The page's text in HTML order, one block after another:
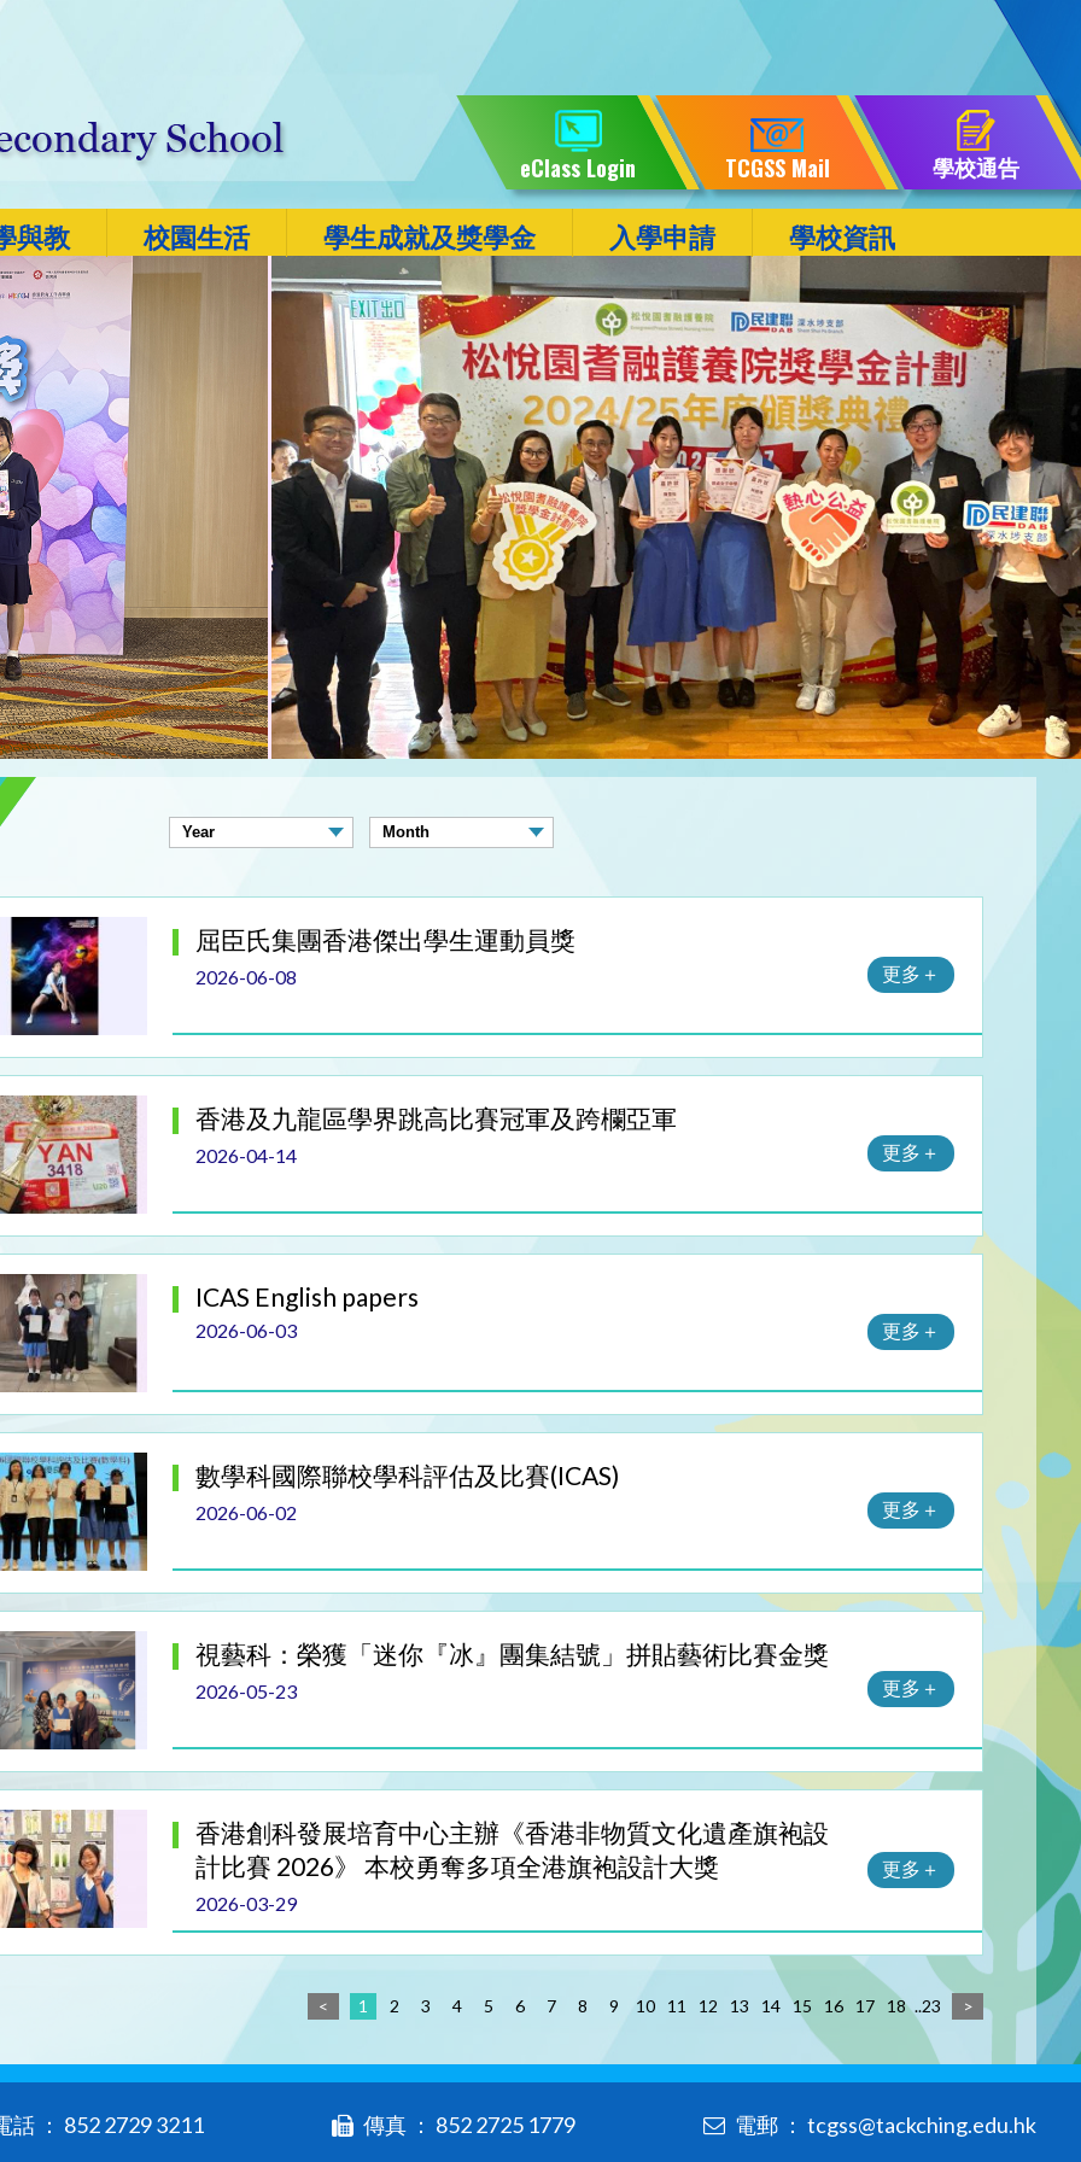
與教 校園生活 學生成就及獎學金 入學申請 學校資訊
eClass Login TCGSS Mail 學校通告
屈臣氏集團香港傑出學生運動員獎
2026-06-08 更多＋
香港及九龍區學界跳高比賽冠軍及跨欄亞軍
2026-04-14 更多＋
ICAS English papers
2026-06-03 更多＋
數學科國際聯校學科評估及比賽(ICAS)
2026-06-02 更多＋
視藝科：榮獲「迷你『冰』團集結號」拼貼藝術比賽金獎
2026-05-23 更多＋
香港創科發展培育中心主辦《香港非物質文化遺產旗袍設
計比賽 2026》 本校勇奪多項全港旗袍設計大獎
2026-03-29
更多＋
< 1 2 3 4 5 6 7 8 9 10 11 12 13 14 15 16 17 18 ..23 >
話 ： 852 2729 3211 傳真 ： 852 2725 1779 電郵 ： tcgss@tackching.edu.hk